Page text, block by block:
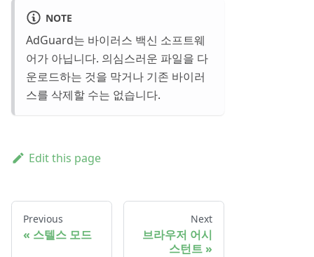
NOTE
AdGuard는 바이러스 백신 소프트웨
어가 아닙니다. 의심스러운 파일을 다
운로드하는 것을 막거나 기존 바이러
스를 삭제할 수는 없습니다.
Edit this page
Previous
스텔스 모드
Next
브라우저 어시
스턴트